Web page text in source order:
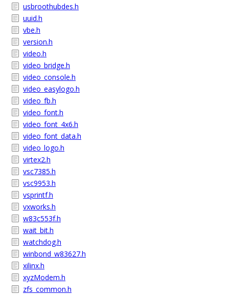
usbroothubdes.h
uuid.h
vbe.h
version.h
video.h
video_bridge.h
video_console.h
video_easylogo.h
video_fb.h
video_font.h
video_font_4x6.h
video_font_data.h
video_logo.h
virtex2.h
vsc7385.h
vsc9953.h
vsprintf.h
vxworks.h
w83c553f.h
wait_bit.h
watchdog.h
winbond_w83627.h
xilinx.h
xyzModem.h
zfs_common.h